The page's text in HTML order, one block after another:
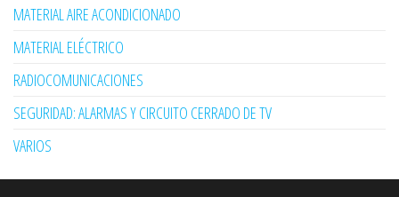
MATERIAL AIRE ACONDICIONADO
MATERIAL ELÉCTRICO
RADIOCOMUNICACIONES
SEGURIDAD: ALARMAS Y CIRCUITO CERRADO DE TV
VARIOS